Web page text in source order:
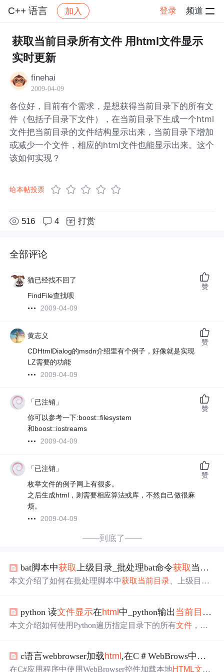
C++ 语言 加入 登录 频道
社区 C++ 语言 帖子详情
获取当前目录所有文件 用html文件显示
实时更新
finehai
2009-04-09
各位好，目前有个需求，是想获得当前目录下的所有文
件（包括子目录下文件），在当前目录下生成一个html
文件把当前目录的文件结构显示出来，当前目录下增加
或减少一个文件，相应的html文件也能显示出来。这个
该如何实现？
给本帖投票
516 4 打赏
全部评论
猫已经找不回了
FindFile查找呗
2009-04-09
赞
黄志义
CDHtmlDialog的msdn介绍里有个例子，好像就是实现
LZ需要的功能
2009-04-09
赞
「已注销」
你可以参考一下:boost::filesystem
和boost::iostreams
2009-04-09
赞
「已注销」
枚举文件的例子网上有很多。
之后生成html，则需要相应算法或库，不然自己做很麻
烦。
2009-04-09
赞
——到底了——
bat脚本中获取上级目录_批处理bat命令获取当前盘符和
本文介绍了如何在批处理脚本中获取当前目录 、上级目录
理中获取目录路径的功能。
python 读文件显示在html中_python输出当前目录
本文介绍如何使用Python遍历指定目录下的所有文件 ，并
c语言webbrowser加载html,在C＃WebBrows中加载本地
在C#应用程序中使用WebBrowser控件加载本地HTML文件